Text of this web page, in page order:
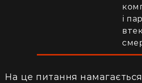
і
На це питання намагається